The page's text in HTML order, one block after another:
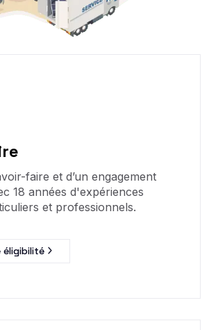
faire et d’un engagement
18 années d'expériences
et professionnels.
éligibilité